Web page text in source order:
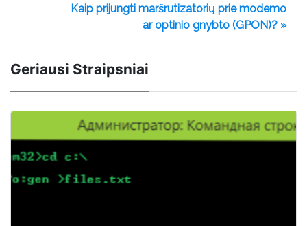
Kaip prijungti maršrutizatorių prie modemo
ar optinio gnybto (GPON)? »
Geriausi Straipsniai